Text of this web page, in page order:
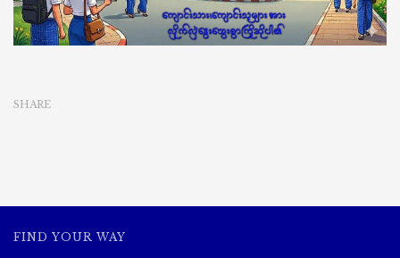
အပ်
SHARE
FIND YOUR WAY